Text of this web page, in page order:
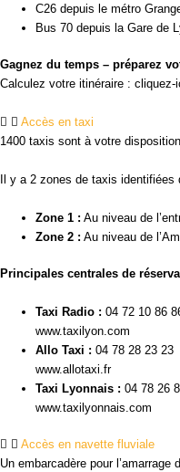
C26 depuis le métro
Bus 70 depuis la Gare de
Gagnez du temps – préparez
Calculez votre itinéraire : cliquez-
Accès en taxi
1400 taxis sont à votre
Il y a 2 zones de taxis
Zone 1 : Au niveau de
Zone 2 : Au niveau de
Principales centrales de
Taxi Radio : 04 72 10 86
www.taxilyon.com
Allo Taxi : 04 78 28 23 23
www.allotaxi.fr
Taxi Lyonnais : 04 78 26
www.taxilyonnais.com
Accès en navette fluviale
Un embarcadère pour